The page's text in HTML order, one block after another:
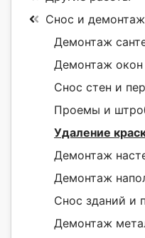
Снос и демонтаж
Демонтаж
Демонтаж окон
Снос стен и
Проемы и
Удаление
Демонтаж
Демонтаж
Снос зданий и
Демонтаж